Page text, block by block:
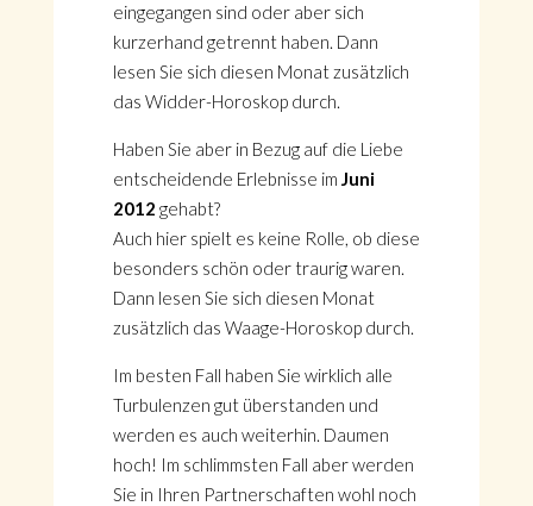
eingegangen sind oder aber sich
kurzerhand getrennt haben. Dann
lesen Sie sich diesen Monat zusätzlich
das Widder-Horoskop durch.
Haben Sie aber in Bezug auf die Liebe
entscheidende Erlebnisse im Juni
2012 gehabt?
Auch hier spielt es keine Rolle, ob diese
besonders schön oder traurig waren.
Dann lesen Sie sich diesen Monat
zusätzlich das Waage-Horoskop durch.
Im besten Fall haben Sie wirklich alle
Turbulenzen gut überstanden und
werden es auch weiterhin. Daumen
hoch! Im schlimmsten Fall aber werden
Sie in Ihren Partnerschaften wohl noch